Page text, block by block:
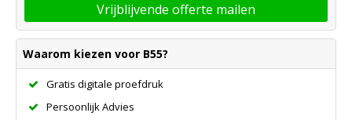
Vrijblijvende offerte mailen
Waarom kiezen voor B55?
Gratis digitale proefdruk
Persoonlijk Advies